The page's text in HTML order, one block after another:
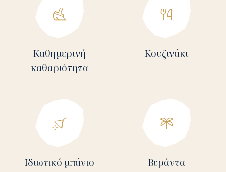
Καθημερινή
καθαριότητα
Κουζινάκι
Ιδιωτικό μπάνιο Βεράντα